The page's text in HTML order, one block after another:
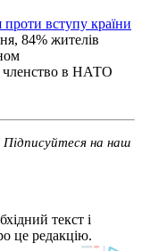
вступу країни
84% жителів
членство в НАТО
Підписуйтеся на наш
текст і
це редакцію.